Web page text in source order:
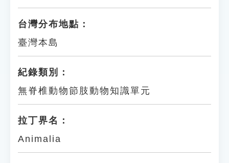
台灣分布地點：
臺灣本島
紀錄類別：
無脊椎動物節肢動物知識單元
拉丁界名：
Animalia